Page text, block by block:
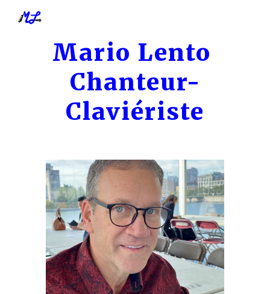
Skip to main content
Mario Lento
Chanteur-
Claviériste